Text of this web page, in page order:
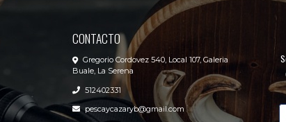
CONTACTO
Gregorio Cordovez 540, Local 107, Galeria
Buale, La Serena
512402331
pescaycazaryb@gmail.com